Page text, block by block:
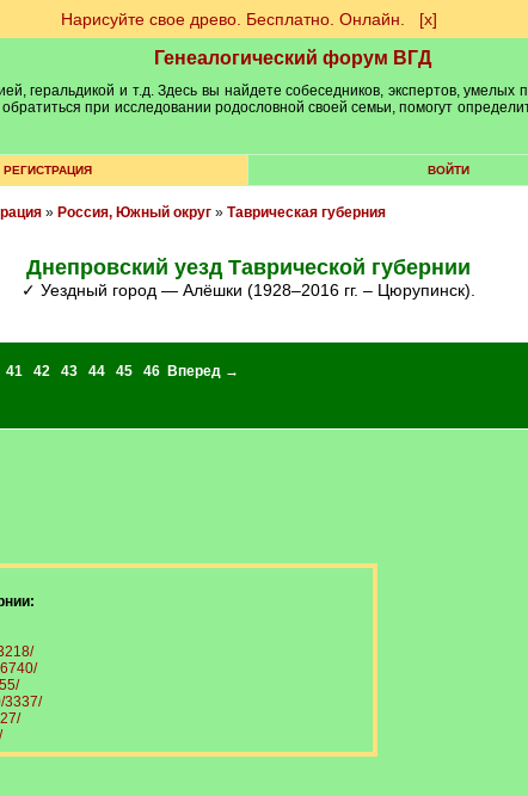
Нарисуйте свое древо. Бесплатно. Онлайн. [х]
Генеалогический форум ВГД
геральдикой и т.д. Здесь вы найдете собеседников, экспертов, умелых
при исследовании родословной своей семьи, помогут
РЕГИСТРАЦИЯ ВОЙТИ
» Россия, Южный округ» Таврическая губерния
Днепровский уезд Таврической губернии
✓ Уездный город — Алёшки (1928–2016 гг. – Цюрупинск).
41 42 43 44 45 46
Вперед →
3337/